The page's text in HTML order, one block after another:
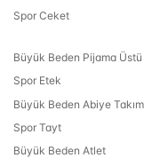
Spor Ceket
Büyük Beden Pijama Üstü
Spor Etek
Büyük Beden Abiye Takım
Spor Tayt
Büyük Beden Atlet